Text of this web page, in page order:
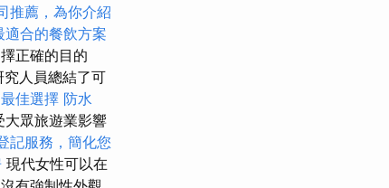
推薦，為你介紹
合的餐飲方案
正確的目的
究人員總結了可
佳選擇 防水
大眾旅遊業影響
記服務，簡化您
現代女性可以在